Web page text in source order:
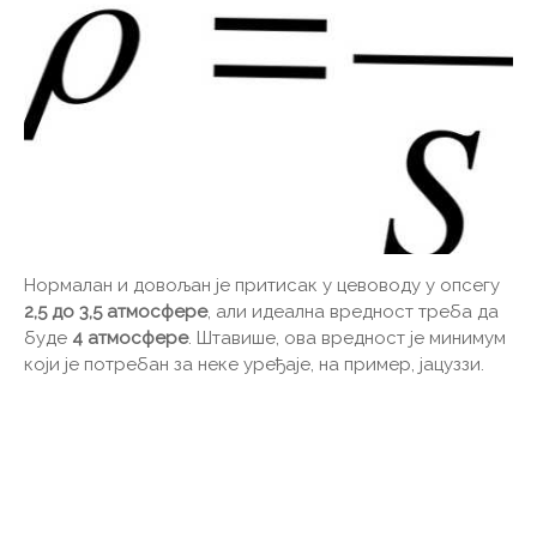
Нормалан и довољан је притисак у цевоводу у опсегу
2,5 до 3,5 атмосфере, али идеална вредност треба да
буде 4 атмосфере. Штавише, ова вредност је минимум
који је потребан за неке уређаје, на пример, јацуззи.